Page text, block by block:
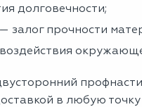
долговечности;
залог прочности
в любую